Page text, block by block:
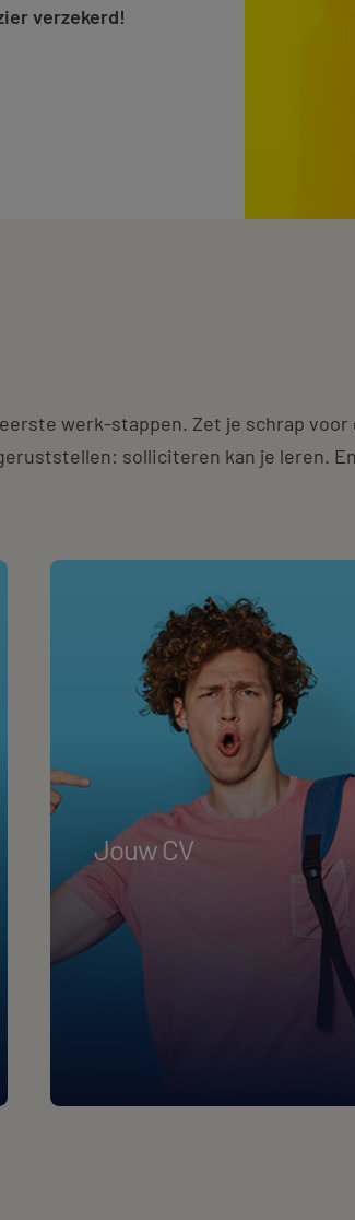
verzekerd!
werk-stappen. Zet je schrap
solliciteren kan je leren.
Jouw CV